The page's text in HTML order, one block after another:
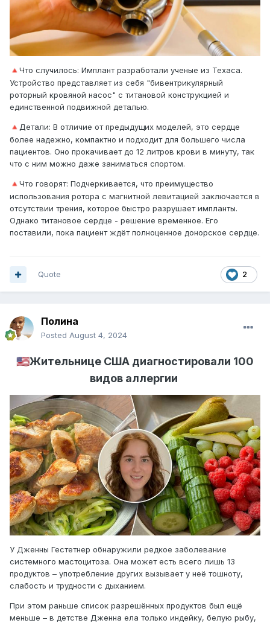
🔺 Что случилось: Имплант разработали ученые из Техаса.
Устройство представляет из себя "бивентрикулярный
роторный кровяной насос" с титановой конструкцией и
единственной подвижной деталью.
🔺 Детали: В отличие от предыдущих моделей, это сердце
более надежно, компактно и подходит для большего числа
пациентов. Оно прокачивает до 12 литров крови в минуту, так
что с ним можно даже заниматься спортом.
🔺 Что говорят: Подчеркивается, что преимущество
использования ротора с магнитной левитацией заключается в
отсутствии трения, которое быстро разрушает импланты.
Однако титановое сердце - решение временное. Его
поставили, пока пациент ждёт полноценное донорское сердце.
2
Quote
Полина
Posted August 4, 2024
🇺🇸Жительнице США диагностировали 100
видов аллергии
У Дженны Гестетнер обнаружили редкое заболевание
системного мастоцитоза. Она может есть всего лишь 13
продуктов – употребление других вызывает у неё тошноту,
слабость и трудности с дыханием.
При этом раньше список разрешённых продуктов был ещё
меньше – в детстве Дженна ела только индейку, белую рыбу,